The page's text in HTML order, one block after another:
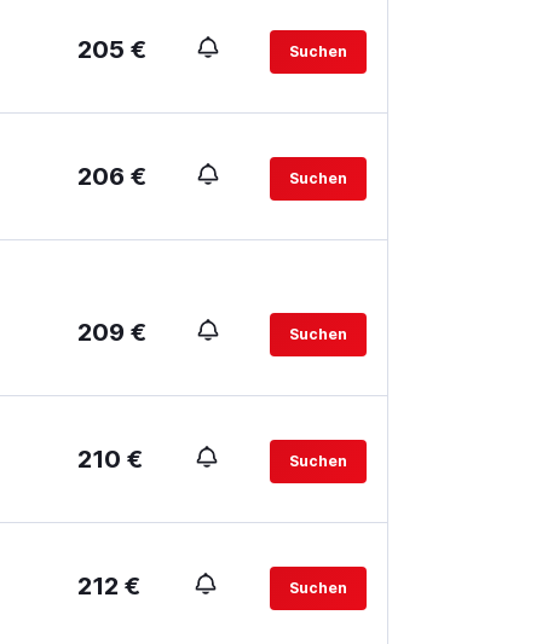
205 € Suchen
206 € Suchen
209 € Suchen
210 € Suchen
212 € Suchen